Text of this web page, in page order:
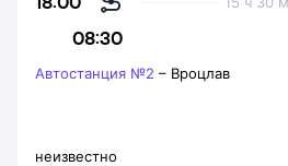
08:30
неизвестно
Автостанция №2 – Вроцлав